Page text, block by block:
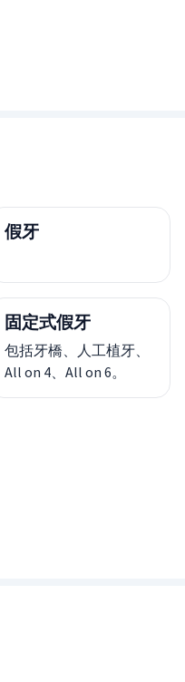
假牙
固定式假牙
包括牙橋、人工植牙、
All on 4、All on 6。